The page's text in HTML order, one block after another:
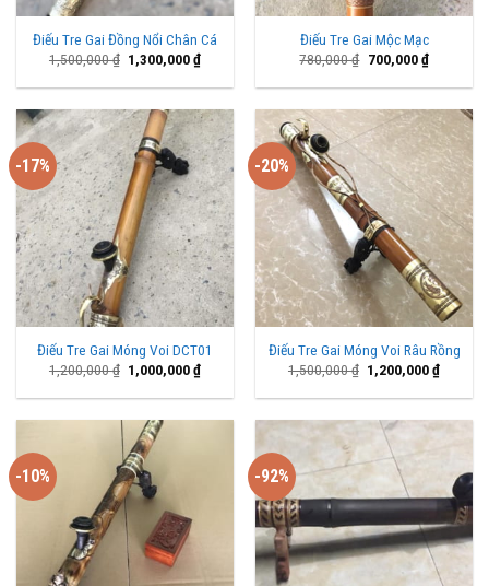
Điếu Tre Gai Đồng Nổi Chân Cá
1,500,000₫ Giá
gốc
là:
1,300,000₫Giá
tại
1,300,000 ₫.
Điếu Tre Gai Mộc Mạc
780,000₫ Giá
là:
700,000₫Giá
hiện
tại
700,000
-17%
Điếu Tre Gai Móng Voi DCT01
1,200,000₫ Giá
gốc
là:
1,000,000₫Giá
tại
1,000,000 ₫.
-20%
Điếu Tre Gai Móng Voi Râu Rồng
1,500,000₫ Giá
gốc
là:
1,200,000₫Giá
tại
-10% -92%